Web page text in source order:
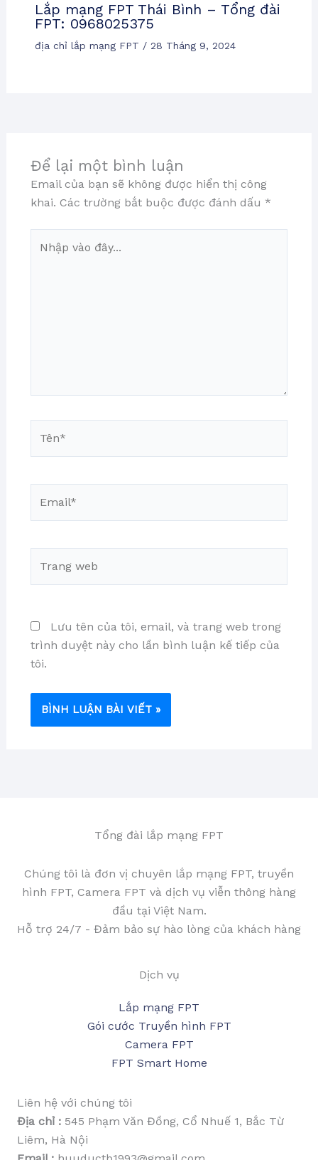
Lắp mạng FPT Thái Bình – Tổng đài
FPT: 0968025375
địa chỉ lắp mạng FPT / 28 Tháng 9, 2024
Để lại một bình luận
Email của bạn sẽ không được hiển thị công
khai. Các trường bắt buộc được đánh dấu *
vào
web
Lưu tên của tôi, email, và trang web trong
trình duyệt này cho lần bình luận kế tiếp của
tôi.
Tổng đài lắp mạng FPT
Chúng tôi là đơn vị chuyên lắp mạng FPT, truyền
hình FPT, Camera FPT và dịch vụ viễn thông hàng
đầu tại Việt Nam.
Hỗ trợ 24/7 - Đảm bảo sự hào lòng của khách hàng
Dịch vụ
Lắp mạng FPT
Gói cước Truyền hình FPT
Camera FPT
FPT Smart Home
Liên hệ với chúng tôi
Địa chỉ : 545 Phạm Văn Đồng, Cổ Nhuế 1, Bắc Từ
Liêm, Hà Nội